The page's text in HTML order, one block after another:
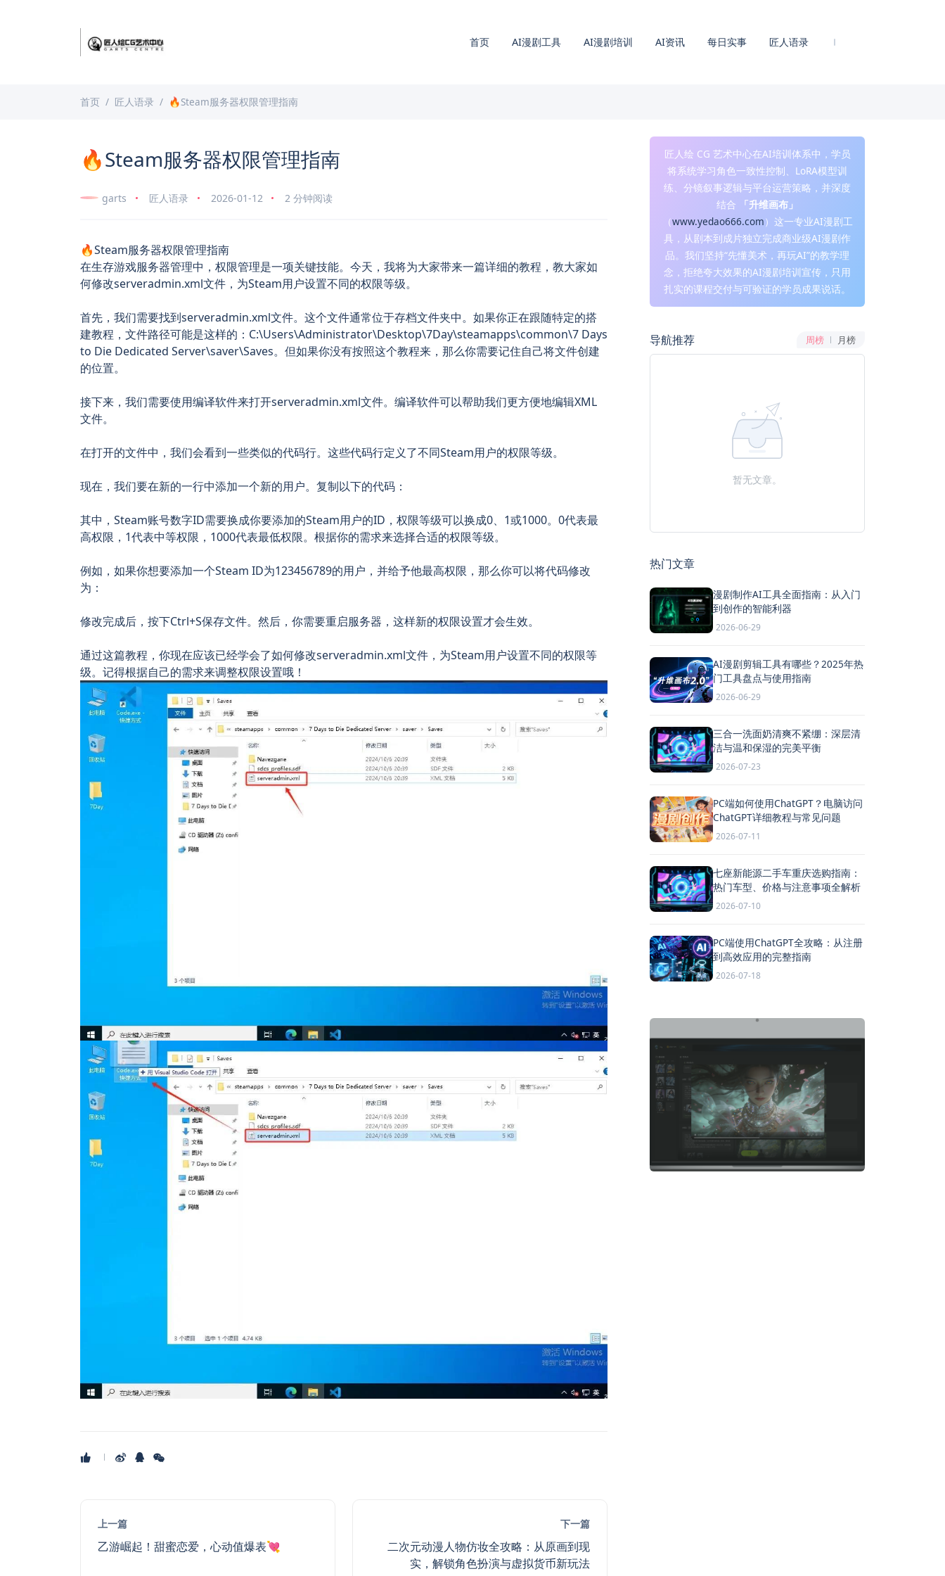
首页 AI漫剧工具 AI漫剧培训 AI资讯 每日实事 匠人语录
首页 匠人语录 🔥Steam服务器权限管理指南
🔥Steam服务器权限管理指南
garts 匠人语录 2026-01-12 2 分钟阅读
🔥Steam服务器权限管理指南
在生存游戏服务器管理中，权限管理是一项关键技能。今天，我将为大家带来一篇详细的教程，教大家如
何修改serveradmin.xml文件，为Steam用户设置不同的权限等级。
首先，我们需要找到serveradmin.xml文件。这个文件通常位于存档文件夹中。如果你正在跟随特定的搭
建教程，文件路径可能是这样的：C:\Users\Administrator\Desktop\7Day\steamapps\common\7 Days
to Die Dedicated Server\saver\Saves。但如果你没有按照这个教程来，那么你需要记住自己将文件创建
的位置。
接下来，我们需要使用编译软件来打开serveradmin.xml文件。编译软件可以帮助我们更方便地编辑XML
文件。
在打开的文件中，我们会看到一些类似的代码行。这些代码行定义了不同Steam用户的权限等级。
现在，我们要在新的一行中添加一个新的用户。复制以下的代码：
其中，Steam账号数字ID需要换成你要添加的Steam用户的ID，权限等级可以换成0、1或1000。0代表最
高权限，1代表中等权限，1000代表最低权限。根据你的需求来选择合适的权限等级。
例如，如果你想要添加一个Steam ID为123456789的用户，并给予他最高权限，那么你可以将代码修改
为：
修改完成后，按下Ctrl+S保存文件。然后，你需要重启服务器，这样新的权限设置才会生效。
通过这篇教程，你现在应该已经学会了如何修改serveradmin.xml文件，为Steam用户设置不同的权限等
级。记得根据自己的需求来调整权限设置哦！
上一篇
乙游崛起！甜蜜恋爱，心动值爆表💘
下一篇
二次元动漫人物仿妆全攻略：从原画到现
实，解锁角色扮演与虚拟货币新玩法
匠人绘 CG 艺术中心在AI培训体系中，学员
将系统学习角色一致性控制、LoRA模型训
练、分镜叙事逻辑与平台运营策略，并深度
结合
「升维画布」
（www.yedao666.com）这一专业AI漫剧工
具，从剧本到成片独立完成商业级AI漫剧作
品。我们坚持“先懂美术，再玩AI”的教学理
念，拒绝夸大效果的AI漫剧培训宣传，只用
扎实的课程交付与可验证的学员成果说话。
导航推荐 周榜 月榜
暂无文章。
热门文章
漫剧制作AI工具全面指南：从入门
到创作的智能利器
2026-06-29
AI漫剧剪辑工具有哪些？2025年热
门工具盘点与使用指南
2026-06-29
三合一洗面奶清爽不紧绷：深层清
洁与温和保湿的完美平衡
2026-07-23
PC端如何使用ChatGPT？电脑访问
ChatGPT详细教程与常见问题
2026-07-11
七座新能源二手车重庆选购指南：
热门车型、价格与注意事项全解析
2026-07-10
PC端使用ChatGPT全攻略：从注册
到高效应用的完整指南
2026-07-18